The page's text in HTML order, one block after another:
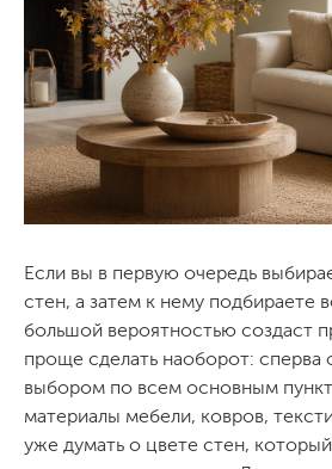
Если вы в первую очередь
стен, а затем к нему подбираете
большой вероятностью создаст
проще сделать наоборот: сперва
выбором по всем основным
материалы мебели, ковров,
уже думать о цвете стен,